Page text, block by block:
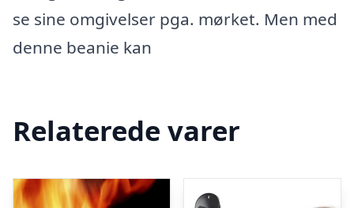
se sine omgivelser pga. mørket. Men med
denne beanie kan
Relaterede varer